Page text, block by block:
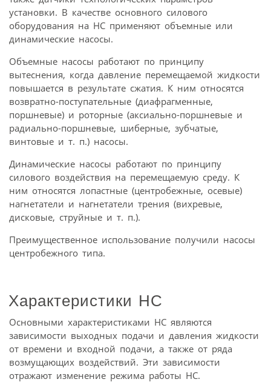
установки. В качестве основного силового
оборудования на НС применяют объемные или
динамические насосы.
Объемные насосы работают по принципу
вытеснения, когда давление перемещаемой жидкости
повышается в результате сжатия. К ним относятся
возвратно-поступательные (диафрагменные,
поршневые) и роторные (аксиально-поршневые и
радиально-поршневые, шиберные, зубчатые,
винтовые и т. п.) насосы.
Динамические насосы работают по принципу
силового воздействия на перемещаемую среду. К
ним относятся лопастные (центробежные, осевые)
нагнетатели и нагнетатели трения (вихревые,
дисковые, струйные и т. п.).
Преимущественное использование получили насосы
центробежного типа.
Характеристики НС
Основными характеристиками НС являются
зависимости выходных подачи и давления жидкости
от времени и входной подачи, а также от ряда
возмущающих воздействий. Эти зависимости
отражают изменение режима работы НС.